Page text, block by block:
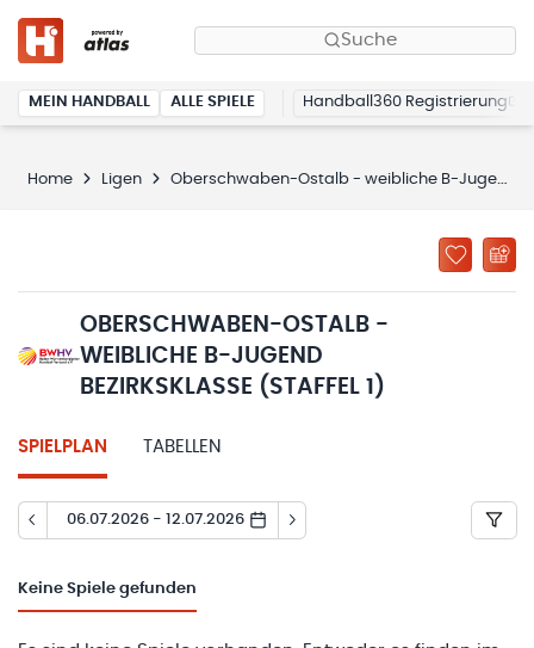
Suche
MEIN HANDBALL ALLE SPIELE Handball360 Registrierung
Home Ligen Oberschwaben-Ostalb - weibliche B-Jugend Bezirksklasse (Staffel 1)
OBERSCHWABEN-OSTALB -
WEIBLICHE B-JUGEND
BEZIRKSKLASSE (STAFFEL 1)
SPIELPLAN TABELLEN
06.07.2026 - 12.07.2026
Keine Spiele gefunden